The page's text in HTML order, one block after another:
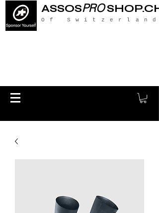
ASSOSPROSHOP.CH
Of Switzerland